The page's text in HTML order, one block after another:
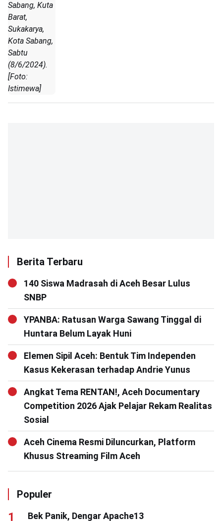
Sabang, Kuta
Barat,
Sukakarya,
Kota Sabang,
Sabtu
(8/6/2024).
[Foto:
Istimewa]
Berita Terbaru
140 Siswa Madrasah di Aceh Besar Lulus
SNBP
YPANBA: Ratusan Warga Sawang Tinggal di
Huntara Belum Layak Huni
Elemen Sipil Aceh: Bentuk Tim Independen
Kasus Kekerasan terhadap Andrie Yunus
Angkat Tema RENTAN!, Aceh Documentary
Competition 2026 Ajak Pelajar Rekam Realitas
Sosial
Aceh Cinema Resmi Diluncurkan, Platform
Khusus Streaming Film Aceh
Populer
Bek Panik, Dengar Apache13